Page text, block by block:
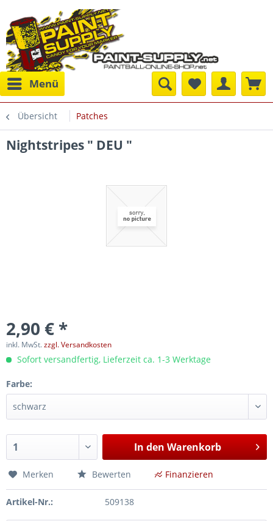
Menü
Übersicht Patches
Nightstripes " DEU "
2,90 € *
inkl. MwSt.zzgl. Versandkosten
Sofort versandfertig, Lieferzeit ca. 1-3 Werktage
Farbe:
In den Warenkorb
Merken Bewerten Finanzieren
Artikel-Nr.: 509138